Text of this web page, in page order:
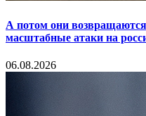
А потом они
масштабные атаки на
06.08.2026